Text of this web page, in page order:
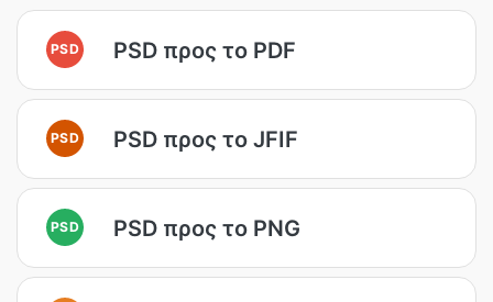
PSD PSD προς το PDF
PSD PSD προς το JFIF
PSD PSD προς το PNG